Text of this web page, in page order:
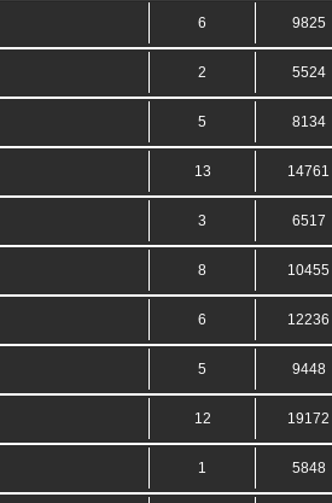
6 9825
2 5524
5 8134
13 14761
3 6517
8 10455
6 12236
5 9448
12 19172
1 5848